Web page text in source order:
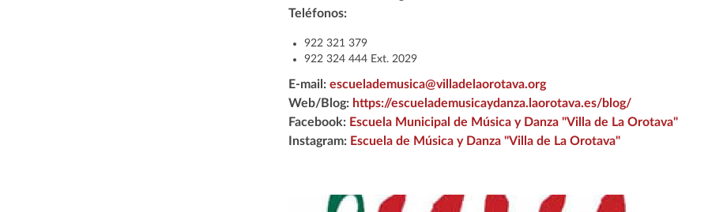
Teléfonos:
922 321 379
922 324 444 Ext. 2029
E-mail: escuelademusica@villadelaorotava.org
Web/Blog: https://escuelademusicaydanza.laorotava.es/blog/
Facebook: Escuela Municipal de Música y Danza "Villa de La Orotava"
Instagram: Escuela de Música y Danza "Villa de La Orotava"